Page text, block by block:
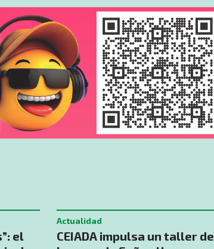
el
CEIADA impulsa un taller de
Actualidad